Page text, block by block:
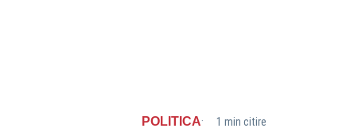
POLITICA· 1 min citire